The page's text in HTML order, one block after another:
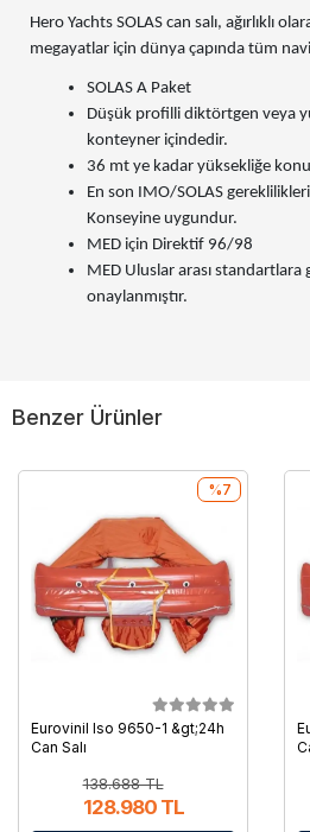
Hero Yachts SOLAS can salı, ağırlıklı
megayatlar için dünya çapında tüm
SOLAS A Paket
Düşük profilli diktörtgen veya
konteyner içindedir.
36 mt ye kadar yüksekliğe
En son IMO/SOLAS
Konseyine uygundur.
MED için Direktif 96/98
MED Uluslar arası standartlara
onaylanmıştır.
Benzer Ürünler
Eurovinil Iso 9650-1 &gt;24h
Can Salı
138.688 TL
128.980 TL
%7